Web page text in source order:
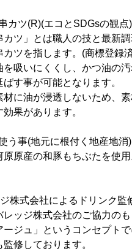
カツ(R)(エコとSDGsの観点)
カツ」とは職人の技と最新
カツを指します。(商標登録
を吸いにくくし、かつ油の
す事が可能となります。
材に油が浸透しないため、
果があります。
う事(地元に根付く地産地消)
原産の和豚もちぶたを使用
株式会社によるドリンク監
レッジ株式会社のご協力の
ージュ」というコンセプト
修しております。